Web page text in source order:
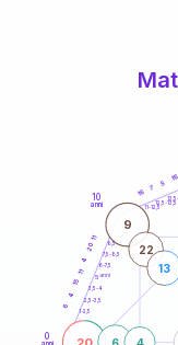
0
10
anni
1-2,5
2,5-3,5
3,5-4
6-7,5
7,5-8,5
8,5-9
11-12,5
12,5-13,5
6
4
15
11
4
20
11
16 7
5
16
9
6 4
22
13
5anni